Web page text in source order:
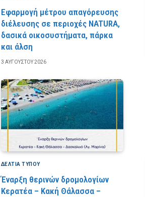
Εφαρμογή μέτρου απαγόρευσης
διέλευσης σε περιοχές NATURA,
δασικά οικοσυστήματα, πάρκα
και άλση
3 ΑΥΓΟΎΣΤΟΥ 2026
ΔΕΛΤΙΑ ΤΥΠΟΥ
Έναρξη θερινών δρομολογίων
Κερατέα – Κακή Θάλασσα –